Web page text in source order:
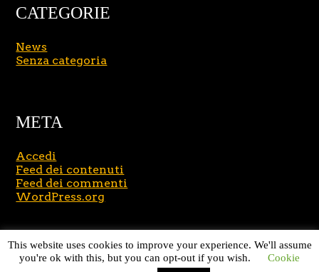
CATEGORIE
News
Senza categoria
META
Accedi
Feed dei contenuti
Feed dei commenti
WordPress.org
Copyright © 2026 Massimo Brusasco
. All Rights
Reserved.Journal Lite by Slocum Studio
This website uses cookies to improve your experience. We'll assume
you're ok with this, but you can opt-out if you wish.
Cookie